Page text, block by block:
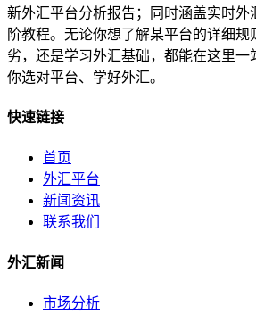
新外汇平台分析报告；同时涵盖实时外
阶教程。无论你想了解某平台的详细
劣，还是学习外汇基础，都能在这里一
你选对平台、学好外汇。
快速链接
首页
外汇平台
新闻资讯
联系我们
外汇新闻
市场分析